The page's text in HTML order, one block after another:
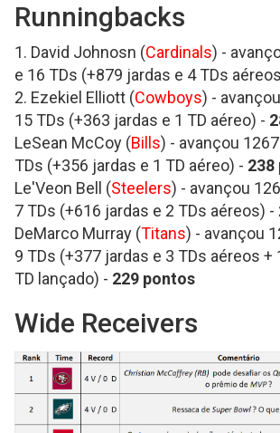
Runningbacks
1. David Johnosn (Cardinals) -
e 16 TDs (+879 jardas e 4 TDs
2. Ezekiel Elliott (Cowboys) -
15 TDs (+363 jardas e 1 TD aéreo) -
LeSean McCoy (Bills) - avançou
TDs (+356 jardas e 1 TD aéreo) - 238
Le'Veon Bell (Steelers) - avançou
7 TDs (+616 jardas e 2 TDs aéreos) -
DeMarco Murray (Titans) - avançou
9 TDs (+377 jardas e 3 TDs aéreos +
TD lançado) - 229 pontos
Wide Receivers